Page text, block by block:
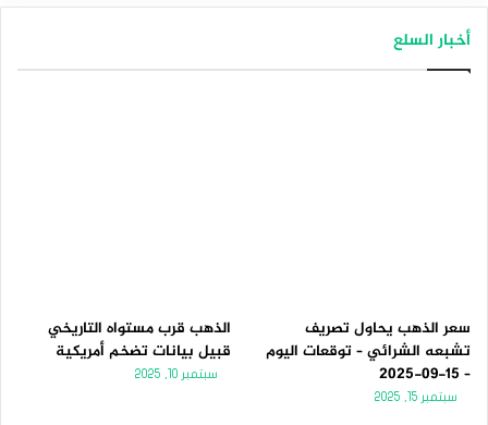
أخبار السلع
سعر الذهب يحاول تصريف
تشبعه الشرائي – توقعات اليوم
– 15-09-2025
سبتمبر 15, 2025
الذهب قرب مستواه التاريخي
قبيل بيانات تضخم أمريكية
سبتمبر 10, 2025